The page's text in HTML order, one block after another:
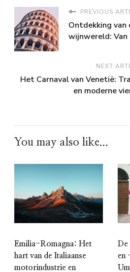
PREVIOUS
Ontdekking van
wijnwereld:
NEXT
Het Carnaval van Venetië:
en moderne
You may also like...
Emilia-Romagna: Het
hart van de Italiaanse
motorindustrie en
en